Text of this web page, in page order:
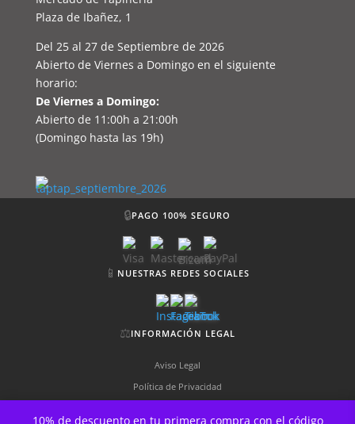
10% de descuento en tu primera compra con el código
Plaza de Ibañez, 1
Del 25 al 27 de Septiembre de 2026
Abierto de Viernes a Domingo en el siguiente
horario:
De Viernes a Domingo:
Abierto de 11:00h a 21:00h
(Domingo hasta las 19h)
🔒PAGO 100% SEGURO
📱 NUESTRAS REDES SOCIALES
⚖️INFORMACIÓN LEGAL
Aviso Legal
Política de Privacidad